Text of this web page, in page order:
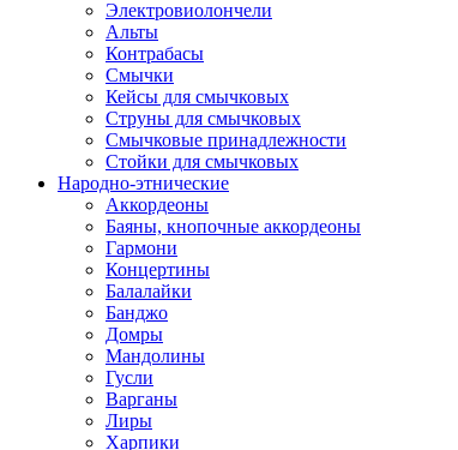
Электровиолончели
Альты
Контрабасы
Смычки
Кейсы для смычковых
Струны для смычковых
Смычковые принадлежности
Стойки для смычковых
Народно-этнические
Аккордеоны
Баяны, кнопочные аккордеоны
Гармони
Концертины
Балалайки
Банджо
Домры
Мандолины
Гусли
Варганы
Лиры
Харпики